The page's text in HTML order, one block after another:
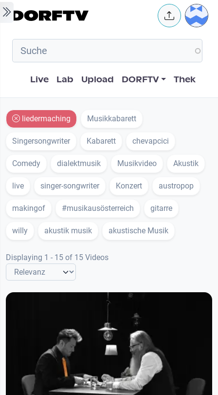
Skip to main content User
Hauptnavigation
Live Lab Upload DORFTV Thek
liedermaching Musikkabarett
Singersongwriter Kabarett chevapcici
Comedy dialektmusik Musikvideo Akustik
live singer-songwriter Konzert austropop
makingof #musikausösterreich gitarre
willy akustik musik akustische Musik
Displaying 1 - 15 of 15 Videos